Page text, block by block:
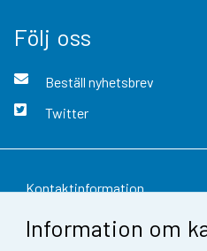
Information om
Följ oss
Beställ nyhetsbrev
Twitter
Kontaktinformation
Respons